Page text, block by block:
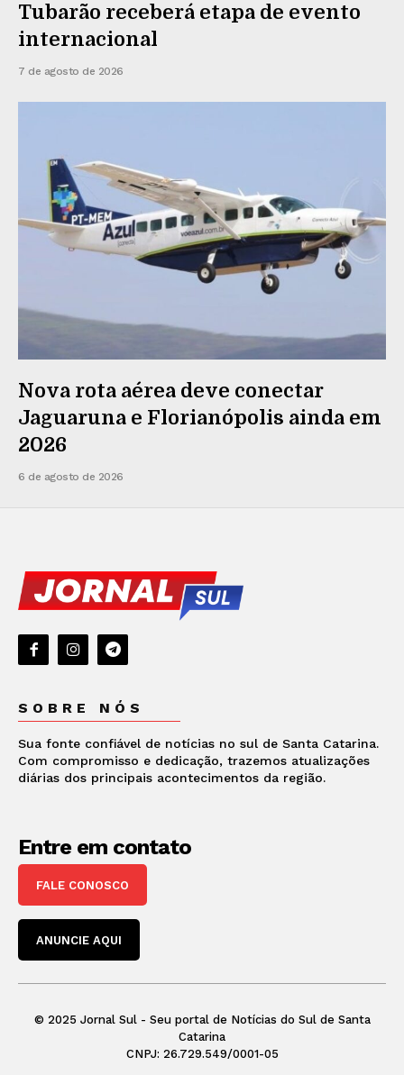
Tubarão receberá etapa de evento
internacional
7 de agosto de 2026
Nova rota aérea deve conectar
Jaguaruna e Florianópolis ainda em
2026
6 de agosto de 2026
SOBRE NÓS
Sua fonte confiável de notícias no sul de Santa Catarina.
Com compromisso e dedicação, trazemos atualizações
diárias dos principais acontecimentos da região.
Entre em contato
FALE CONOSCO
ANUNCIE AQUI
© 2025 Jornal Sul - Seu portal de Notícias do Sul de Santa
Catarina
CNPJ: 26.729.549/0001-05